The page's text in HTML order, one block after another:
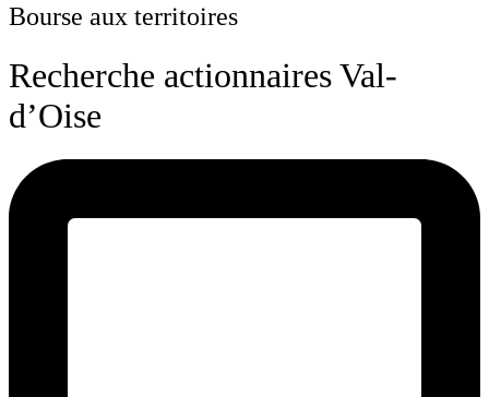
Bourse aux territoires
Recherche actionnaires Val-
d’Oise